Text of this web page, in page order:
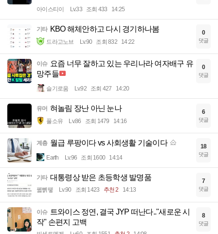
아이스티이 Lv.33 조회 433 14:25
기타 KBO 해체안하고 다시 경기하나봄
드라고노브 Lv.90 조회 832 14:22
0
댓글
이슈 요즘 너무 잘하고 있는 우리나라 여자배구 유
망주들
슬기로움 Lv.92 조회 427 14:20
0
댓글
유머 혀놀림 장난 아닌 눈나
풀소유 Lv.86 조회 1479 14:16
6
댓글
계층 월급 루팡이다 vs 사회생활 기술이다
Earth Lv.96 조회 1600 14:14
18
댓글
기타 대통령상 받은 초등학생 발명품
꿻뻵뗗 Lv.90 조회 1423 추천 2 14:13
7
댓글
이슈
트와이스 정연, 결국 JYP 떠난다.."새로운 시
작" 손편지 고백
8
댓글